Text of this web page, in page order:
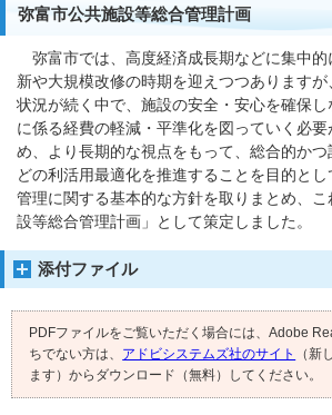
弥富市公共施設等総合管理計画
弥富市では、高度経済成長期などに集中的
新や大規模改修の時期を迎えつつあります
状況が続く中で、施設の安全・安心を確保
に係る経費の軽減・平準化を図っていく必
め、より長期的な視点をもって、総合的か
どの利活用最適化を推進することを目的と
管理に関する基本的な方針を取りまとめ、
設等総合管理計画」として策定しました。
添付ファイル
PDFファイルをご覧いただく場合には、Adobe
ちでない方は、 アドビシステムズ社のサイト
（新
ます）からダウンロード（無料）してください。